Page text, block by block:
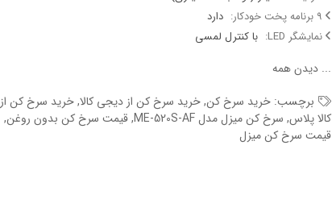
دارد
نمایشگر LED:
با کنترل لمسی
...دیدن همه
برچسب:خرید سرخ کن,خرید سرخ کن از دیجی کالا,خرید سرخ کن از
کالا پلاس, سرخ کن میزل مدل ME-520S-AF ,قیمت سرخ کن بدون روغن,
قیمت سرخ کن میزل